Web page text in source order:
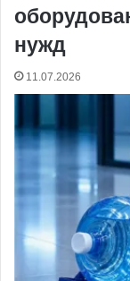
нужд
11.07.2026